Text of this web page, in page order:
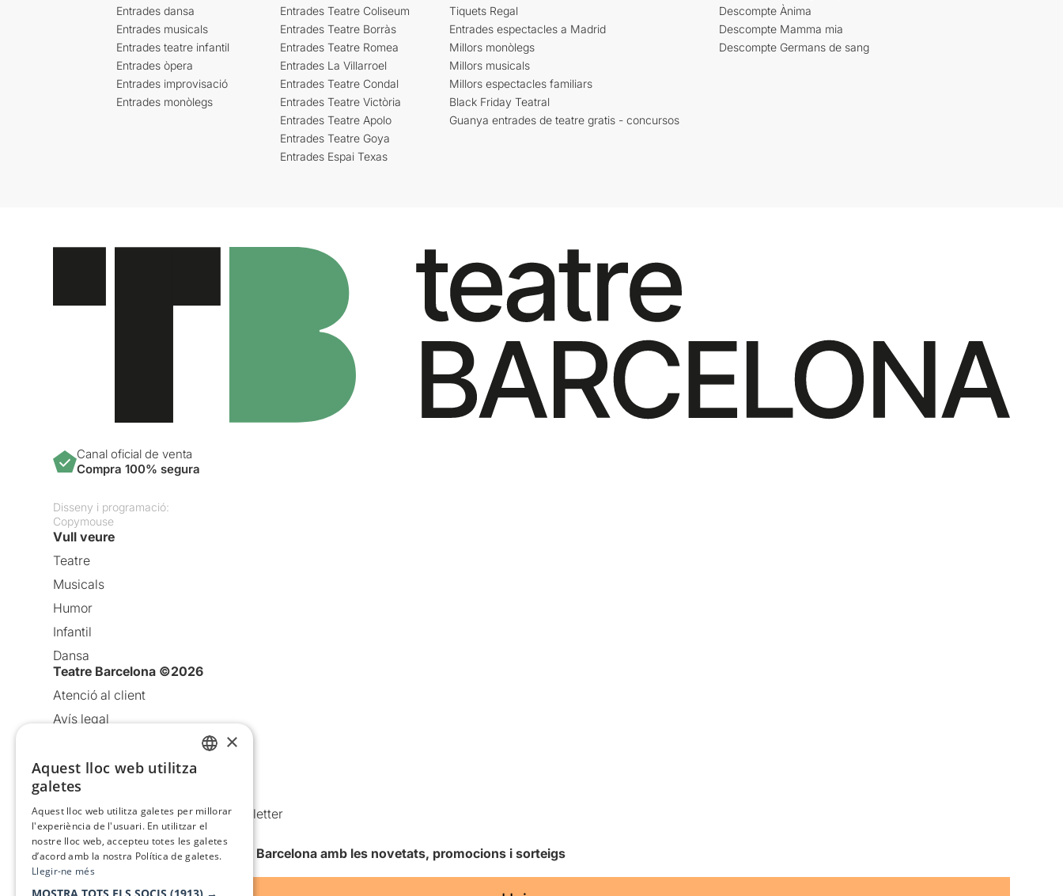
Entrades dansa
Entrades musicals
Entrades teatre infantil
Entrades òpera
Entrades improvisació
Entrades monòlegs
Entrades Teatre Coliseum
Entrades Teatre Borràs
Entrades Teatre Romea
Entrades La Villarroel
Entrades Teatre Condal
Entrades Teatre Victòria
Entrades Teatre Apolo
Entrades Teatre Goya
Entrades Espai Texas
Tiquets Regal
Entrades espectacles a Madrid
Millors monòlegs
Millors musicals
Millors espectacles familiars
Black Friday Teatral
Guanya entrades de teatre gratis - concursos
Descompte Ànima
Descompte Mamma mia
Descompte Germans de sang
Canal oficial de venta
Compra 100% segura
Disseny i programació:
Copymouse
Vull veure
Teatre
Musicals
Humor
Infantil
Dansa
Teatre Barcelona ©2026
Atenció al client
Avís legal
Política de cookies
Condicions d’ús
Comunicacions comercials i Newsletter
Anuncia’t
Vull rebre la newsletter de Teatre Barcelona amb les novetats, promocions i sorteigs
×
Aquest lloc web utilitza
galetes
Aquest lloc web utilitza galetes per millorar
l'experiència de l'usuari. En utilitzar el
nostre lloc web, accepteu totes les galetes
d’acord amb la nostra Política de galetes.
Llegir-ne més